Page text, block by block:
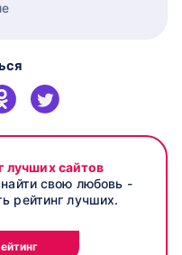
лучших сайтов
свою любовь -
рейтинг лучших.